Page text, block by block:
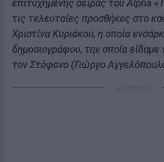
επιτυχημένης σειράς του Alpha
τις τελευταίες προσθήκες στο
Χριστίνα Κυριάκου, η οποία
δημοσιογράφου, την οποία είδαμε
τον Στέφανο (Γιώργο